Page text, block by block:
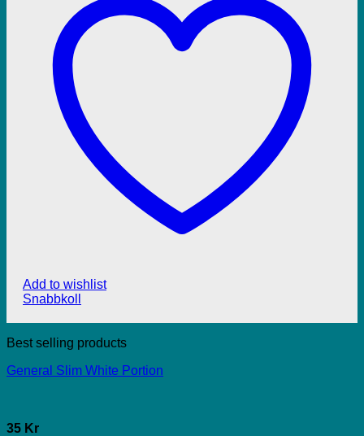
Add to wishlist
Snabbkoll
Best selling products
General Slim White Portion
35 Kr